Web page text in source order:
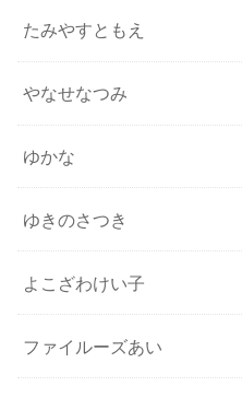
たみやすともえ
やなせなつみ
ゆかな
ゆきのさつき
よこざわけい子
ファイルーズあい